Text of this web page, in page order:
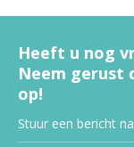
Heeft u nog
Neem gerust
op!
Stuur een bericht